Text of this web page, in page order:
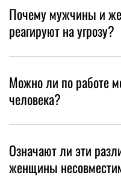
Почему мужчины и
реагируют на угрозу?
Можно ли по работе
человека?
Означают ли эти
женщины